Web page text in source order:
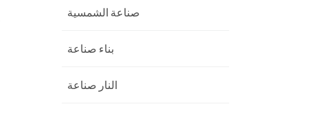
صناعة الشمسية
بناء صناعة
النار صناعة